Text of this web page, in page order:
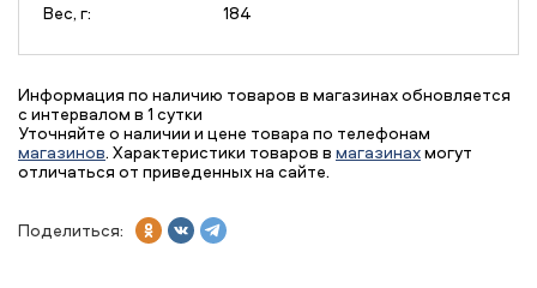
Вес, г:
184
Информация по наличию товаров в магазинах обновляется
с интервалом в 1 сутки
Уточняйте о наличии и цене товара по телефонам
магазинов. Характеристики товаров в магазинахмогут
отличаться от приведенных на сайте.
Поделиться: